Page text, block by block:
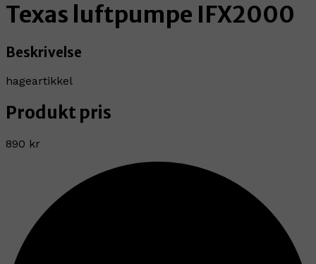
Texas luftpumpe IFX2000
Beskrivelse
hageartikkel
Produkt pris
890 kr